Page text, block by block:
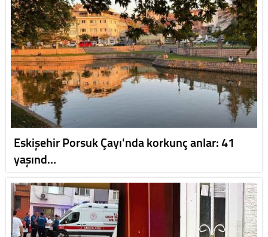
Eskişehir Porsuk Çayı'nda korkunç anlar: 41
yaşınd…